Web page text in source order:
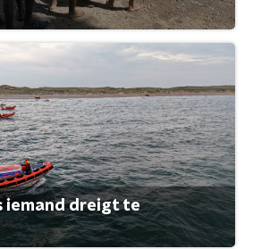
iemand dreigt te